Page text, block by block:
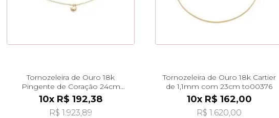
Tornozeleira de Ouro 18k
Pingente de Coração 24cm
to00110
10x R$ 192,38
R$ 1.923,89
Tornozeleira de Ouro 18k Cartier
de 1,1mm com 23cm to00376
10x R$ 162,00
R$ 1.620,00